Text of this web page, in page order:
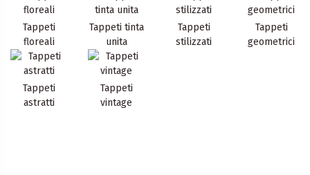
Tappeti
floreali
Tappeti tinta
unita
Tappeti
stilizzati
Tappeti
geometrici
Tappeti
astratti
Tappeti
vintage